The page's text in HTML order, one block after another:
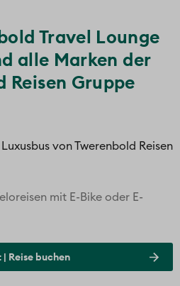
Travel Lounge
alle Marken der
Reisen Gruppe
mit E-Bike oder E-
Reise buchen